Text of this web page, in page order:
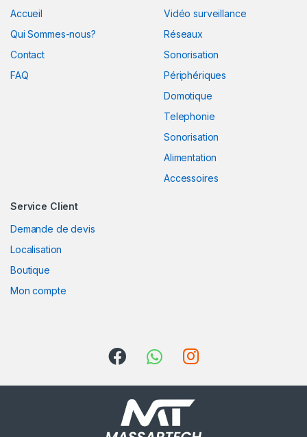
C
Accueil
Qui Sommes-nous?
Contact
FAQ
Vidéo surveillance
Réseaux
Sonorisation
Périphériques
Domotique
Telephonie
Sonorisation
Alimentation
Accessoires
Service Client
Demande de devis
Localisation
Boutique
Mon compte